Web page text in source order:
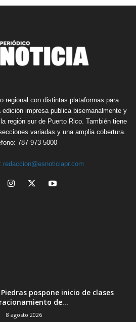
regional con distintas plataformas para
impresa publica bisemanalmente y
región sur de Puerto Rico. También tiene
variadas y una amplia cobertura.
787-973-5000
redaccion@esnoticiapr.com
Piedras pospone inicio de clases
de...
8 agosto 2026